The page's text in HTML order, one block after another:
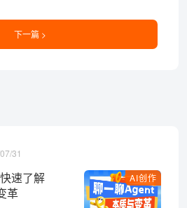
下一篇 >
31
AI创作
速了解
革